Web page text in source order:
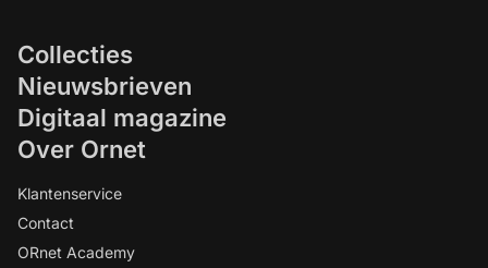
Collecties
Nieuwsbrieven
Digitaal magazine
Over Ornet
Klantenservice
Contact
ORnet Academy